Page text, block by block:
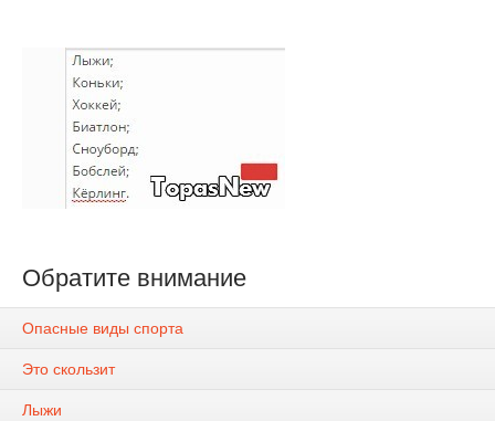
Обратите внимание
Опасные виды спорта
Это скользит
Лыжи